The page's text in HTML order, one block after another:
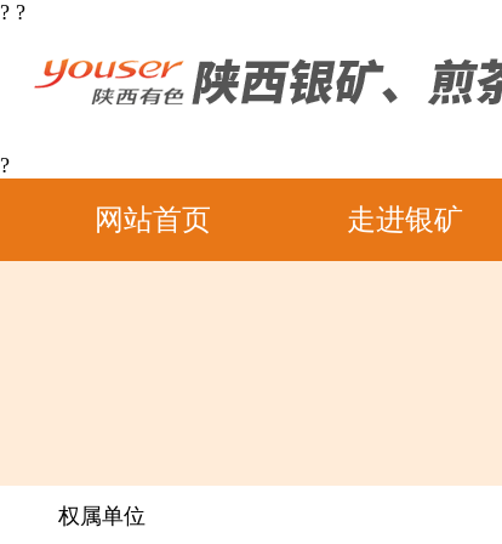
? ?
?
网站首页 走进银矿
权属单位